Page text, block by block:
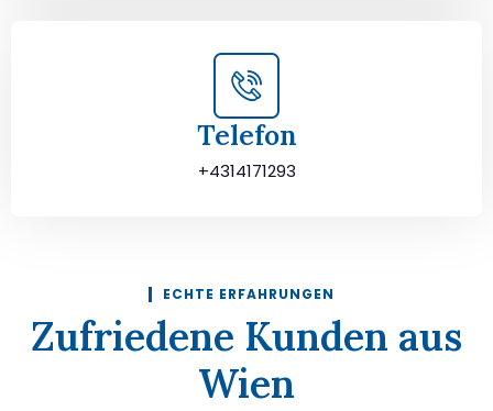
Telefon
+4314171293
ECHTE ERFAHRUNGEN
Zufriedene Kunden aus
Wien